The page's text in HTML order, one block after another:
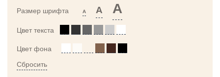
Размер шрифта A A A
Цвет текста
Цвет фона
Сбросить